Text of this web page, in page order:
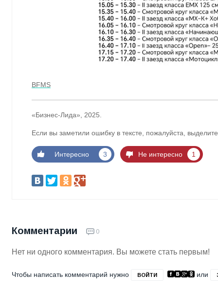
BFMS
«Бизнес-Лида», 2025.
Если вы заметили ошибку в тексте, пожалуйста,
Интересно 3 Не интересно 1
Комментарии 0
Нет ни одного комментария. Вы можете стать первым!
Чтобы написать комментарий нужно ВОЙТИ или